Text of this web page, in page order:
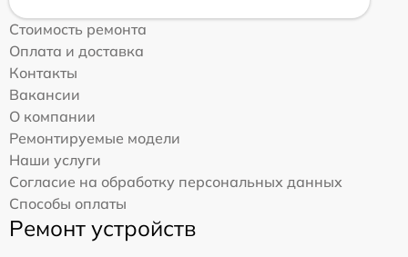
Стоимость ремонта
Оплата и доставка
Контакты
Вакансии
О компании
Ремонтируемые модели
Наши услуги
Согласие на обработку персональных данных
Способы оплаты
Ремонт устройств